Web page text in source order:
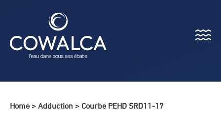
Menu
Home > Adduction > Courbe PEHD SRD11-17